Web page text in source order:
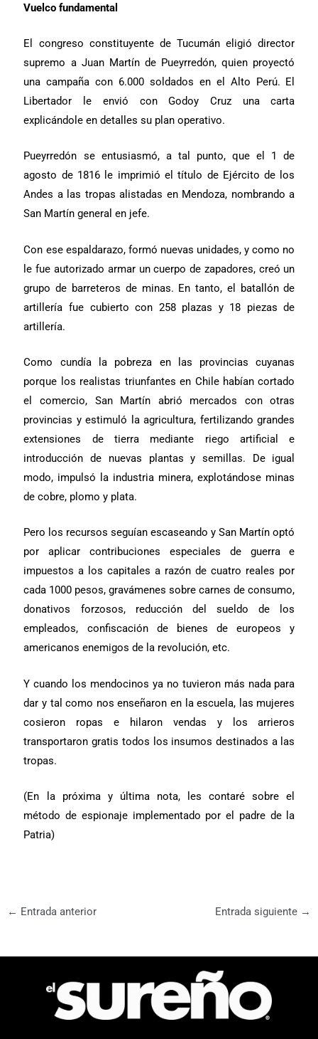
Vuelco fundamental
El congreso constituyente de Tucumán eligió director
supremo a Juan Martín de Pueyrredón, quien proyectó
una campaña con 6.000 soldados en el Alto Perú. El
Libertador le envió con Godoy Cruz una carta
explicándole en detalles su plan operativo.
Pueyrredón se entusiasmó, a tal punto, que el 1 de
agosto de 1816 le imprimió el título de Ejército de los
Andes a las tropas alistadas en Mendoza, nombrando a
San Martín general en jefe.
Con ese espaldarazo, formó nuevas unidades, y como no
le fue autorizado armar un cuerpo de zapadores, creó un
grupo de barreteros de minas. En tanto, el batallón de
artillería fue cubierto con 258 plazas y 18 piezas de
artillería.
Como cundía la pobreza en las provincias cuyanas
porque los realistas triunfantes en Chile habían cortado
el comercio, San Martín abrió mercados con otras
provincias y estimuló la agricultura, fertilizando grandes
extensiones de tierra mediante riego artificial e
introducción de nuevas plantas y semillas. De igual
modo, impulsó la industria minera, explotándose minas
de cobre, plomo y plata.
Pero los recursos seguían escaseando y San Martín optó
por aplicar contribuciones especiales de guerra e
impuestos a los capitales a razón de cuatro reales por
cada 1000 pesos, gravámenes sobre carnes de consumo,
donativos forzosos, reducción del sueldo de los
empleados, confiscación de bienes de europeos y
americanos enemigos de la revolución, etc.
Y cuando los mendocinos ya no tuvieron más nada para
dar y tal como nos enseñaron en la escuela, las mujeres
cosieron ropas e hilaron vendas y los arrieros
transportaron gratis todos los insumos destinados a las
tropas.
(En la próxima y última nota, les contaré sobre el
método de espionaje implementado por el padre de la
Patria)
← Entrada anterior Entrada siguiente →